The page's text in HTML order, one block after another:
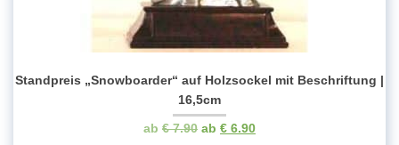
Standpreis „Snowboarder“ auf Holzsockel mit Beschriftung |
16,5cm
€7.90 Ursprünglicher
€ 6.90Aktueller